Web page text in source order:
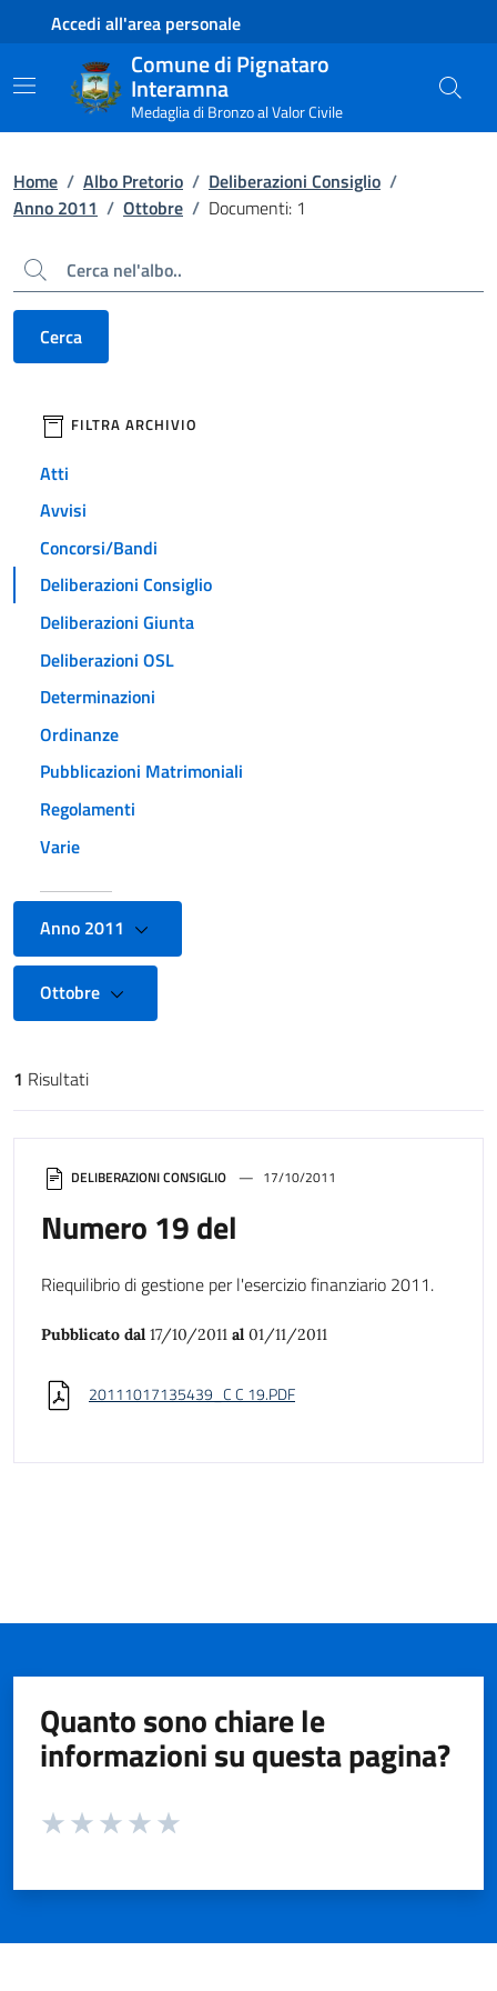
Contenuto principale
Piede di paginaAccedi all'area personale
Comune di Pignataro
Interamna
Medaglia di Bronzo al Valor Civile
Home / Albo Pretorio / Deliberazioni Consiglio /
Anno 2011 / Ottobre / Documenti: 1
Cerca
Cerca
filtri da applicare
FILTRA ARCHIVIO
Atti
Avvisi
Concorsi/Bandi
Deliberazioni Consiglio
Deliberazioni Giunta
Deliberazioni OSL
Determinazioni
Ordinanze
Pubblicazioni Matrimoniali
Regolamenti
Varie
Anno 2011
Ottobre
Risultati di ricerca
1 Risultati
DELIBERAZIONI CONSIGLIO 17/10/2011
Numero 19 del
Riequilibrio di gestione per l'esercizio finanziario 2011.
Pubblicato dal 17/10/2011 al 01/11/2011
20111017135439_C C 19.PDF
Quanto sono chiare le
informazioni su questa pagina?
Valuta da 1 a 5 stelle la pagina